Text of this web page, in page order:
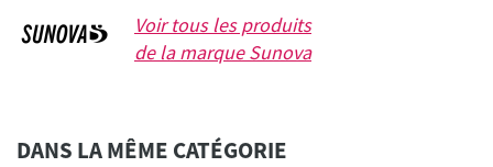
Voir tous les produits
de la marqueSunova
DANS LA MÊME CATÉGORIE